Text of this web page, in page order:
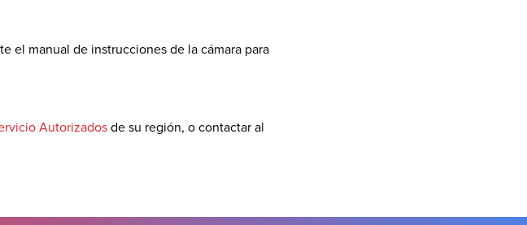
el manual de instrucciones de la cámara para
Autorizadosde su región, o contactar al